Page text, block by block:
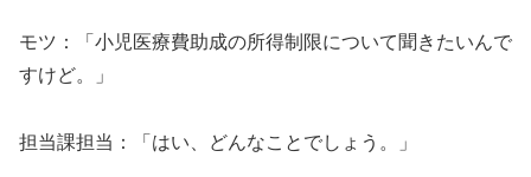
モツ：「小児医療費助成の所得制限について聞きたいんで
すけど。」
担当課担当：「はい、どんなことでしょう。」